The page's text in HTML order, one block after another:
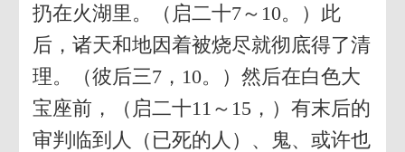
扔在火湖里。（启二十7～10。）此
后，诸天和地因着被烧尽就彻底得了清
理。（彼后三7，10。）然后在白色大
宝座前，（启二十11～15，）有末后的
审判临到人（已死的人）、鬼、或许也